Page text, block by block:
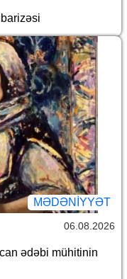
MƏDƏNIYYƏT
06.08.2026
ədəbi mühitinin